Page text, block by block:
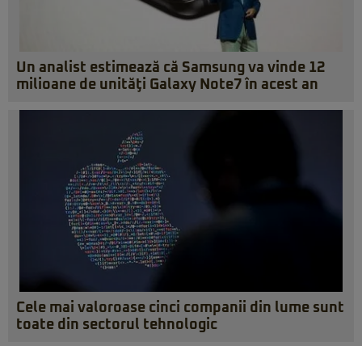
Un analist estimează că Samsung va vinde 12
milioane de unităţi Galaxy Note7 în acest an
Cele mai valoroase cinci companii din lume sunt
toate din sectorul tehnologic